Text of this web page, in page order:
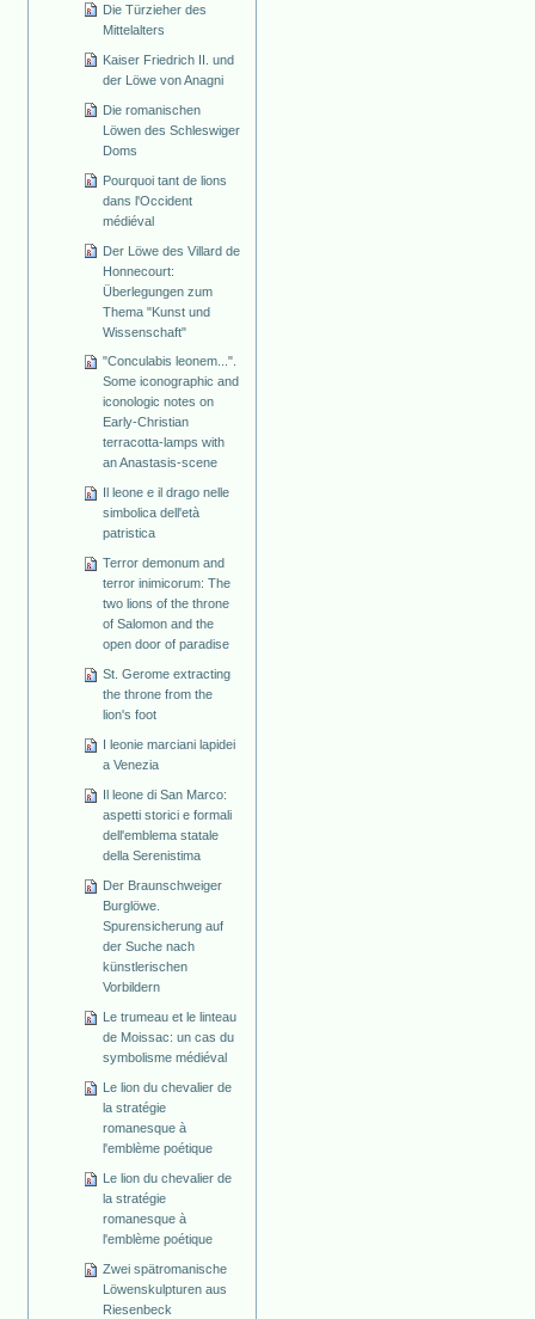
Die Türzieher des
Mittelalters
Kaiser Friedrich II. und
der Löwe von Anagni
Die romanischen
Löwen des Schleswiger
Doms
Pourquoi tant de lions
dans l'Occident
médiéval
Der Löwe des Villard de
Honnecourt:
Überlegungen zum
Thema "Kunst und
Wissenschaft"
"Conculabis leonem...".
Some iconographic and
iconologic notes on
Early-Christian
terracotta-lamps with
an Anastasis-scene
Il leone e il drago nelle
simbolica dell'età
patristica
Terror demonum and
terror inimicorum: The
two lions of the throne
of Salomon and the
open door of paradise
St. Gerome extracting
the throne from the
lion's foot
I leonie marciani lapidei
a Venezia
Il leone di San Marco:
aspetti storici e formali
dell'emblema statale
della Serenistima
Der Braunschweiger
Burglöwe.
Spurensicherung auf
der Suche nach
künstlerischen
Vorbildern
Le trumeau et le linteau
de Moissac: un cas du
symbolisme médiéval
Le lion du chevalier de
la stratégie
romanesque à
l'emblème poétique
Le lion du chevalier de
la stratégie
romanesque à
l'emblème poétique
Zwei spätromanische
Löwenskulpturen aus
Riesenbeck